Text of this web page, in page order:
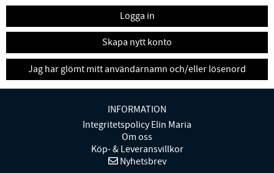
Logga in
Skapa nytt konto
Jag har glömt mitt användarnamn och/eller lösenord
INFORMATION
Integritetspolicy Elin Maria
Om oss
Köp- & Leveransvillkor
Nyhetsbrev